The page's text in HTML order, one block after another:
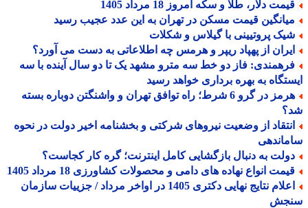
دلار، طلا و سکه امروز 18 مرداد 1405
قیمت مسکن در تهران به این عدد عجیب رسید
پروتیینی با گیلاس و شکلات
از پهپاد ریپر و هرمس چه اطلاعاتی به دست می آورد؟
فاز دو خط سه مترو مشهد یک تا دو سال آینده با سه
به بهره برداری خواهد رسید
هرمز در گرو 6 شرط؛ راه توافق تهران و واشنگتن دوباره بسته
از وضعیت نیروهای شرکتی و بخشنامه اخیر دولت در نحوه
به دنبال بازگشایی کامل اینترنت؛ گره کار کجاست؟
انواع نهاده های دامی و محصولات کشاورزی 18 مرداد 1405
اعلام نتایج نهایی دکتری 1405 در اواخر مرداد / جزییات سازمان